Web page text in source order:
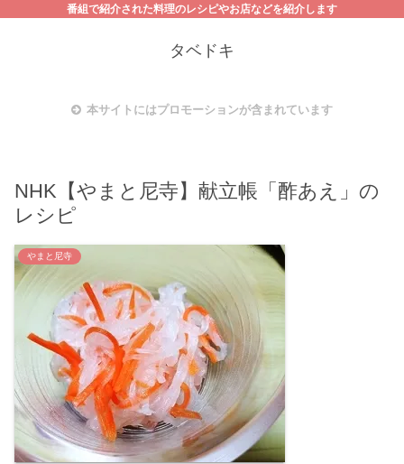
番組で紹介された料理のレシピやお店などを紹介します
タベドキ
本サイトにはプロモーションが含まれています
NHK【やまと尼寺】献立帳「酢あえ」の
レシピ
やまと尼寺